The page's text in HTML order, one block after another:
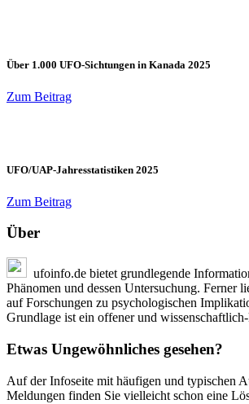
Über 1.000 UFO-Sichtungen in Kanada 2025
Zum Beitrag
UFO/UAP-Jahresstatistiken 2025
Zum Beitrag
Über
ufoinfo.de bietet grundlegende
Phänomen und dessen Untersuchung. Ferner
auf Forschungen zu psychologischen
Grundlage ist ein offener und
Etwas Ungewöhnliches gesehen?
Auf der Infoseite mit häufigen und typischen
Meldungen finden Sie vielleicht schon eine